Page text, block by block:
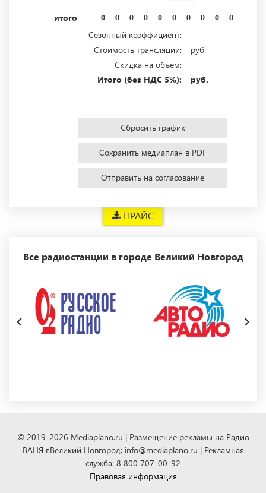
ПРАЙС
итого 0 0 0 0 0 0 0 0 0 0
Сезонный коэффициент:
Стоимость трансляции:
руб.
Скидка на объем:
Итого (без НДС 5%):
руб.
Сбросить график
Сохранить медиаплан в PDF
Отправить на согласование
Все радиостанции в городе Великий Новгород
‹ ›
© 2019-2026 Mediaplano.ru | Размещение рекламы на Радио
ВАНЯ г.Великий Новгород: info@mediaplano.ru | Рекламная
служба: 8 800 707-00-92
Правовая информация